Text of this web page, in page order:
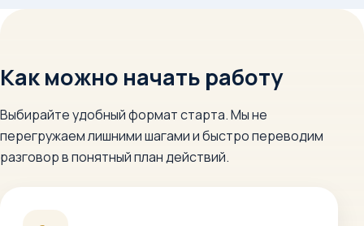
Как можно начать работу
Выбирайте удобный формат старта. Мы не
перегружаем лишними шагами и быстро переводим
разговор в понятный план действий.